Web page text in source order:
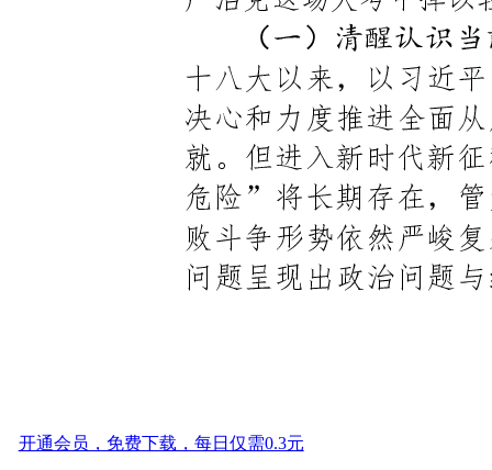
开通会员，免费下载，每日仅需0.3元